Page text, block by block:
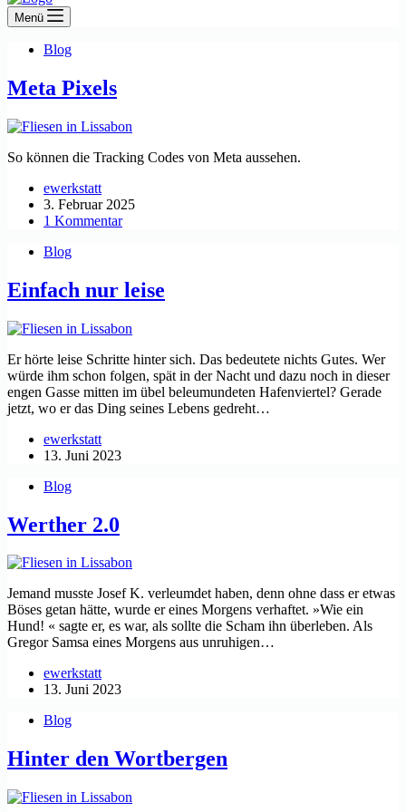
Menü
Blog
Meta Pixels
So können die Tracking Codes von Meta aussehen.
ewerkstatt
3. Februar 2025
1 Kommentar
Blog
Einfach nur leise
Er hörte leise Schritte hinter sich. Das bedeutete nichts Gutes. Wer
würde ihm schon folgen, spät in der Nacht und dazu noch in dieser
engen Gasse mitten im übel beleumundeten Hafenviertel? Gerade
jetzt, wo er das Ding seines Lebens gedreht…
ewerkstatt
13. Juni 2023
Blog
Werther 2.0
Jemand musste Josef K. verleumdet haben, denn ohne dass er etwas
Böses getan hätte, wurde er eines Morgens verhaftet. »Wie ein
Hund! « sagte er, es war, als sollte die Scham ihn überleben. Als
Gregor Samsa eines Morgens aus unruhigen…
ewerkstatt
13. Juni 2023
Blog
Hinter den Wortbergen